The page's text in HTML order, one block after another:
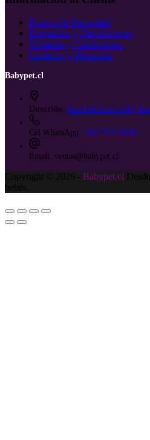
Política de Privacidad
Despachos y Devoluciones
Términos y Condiciones
Contacto y Ubicación
Babypet.cl
Dirección: José Luis Coo 0541,
Cel WhatsApp +569 7676 0385
Email: ventas@babypet.cl
Copyright © 2026 - Babypet.cl
bebés.